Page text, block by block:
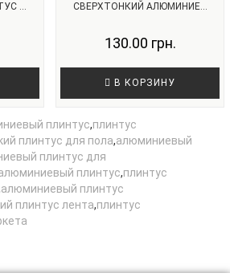
... СВЕРХТОНКИЙ АЛЮМИНИЕ...
130.00 грн.
В КОРЗИНУ
плинтус,плинтус
плинтус для пола,алюминиевый
плинтус для
плинтус,плинтус
алюминиевый плинтус
плинтус лента,плинтус